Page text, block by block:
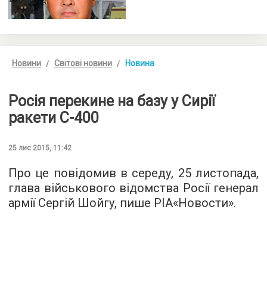
Новини Світові новини Новина
Росія перекине на базу у Сирії
ракети С-400
25 лис 2015, 11:42
Про це повідомив в середу, 25 листопада,
глава військового відомства Росії генерал
армії Сергій Шойгу, пише РІА«Новости».